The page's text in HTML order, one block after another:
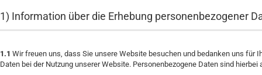
1) Information über die Erhebung personenbezogener
1.1 Wir freuen uns, dass Sie unsere Website besuchen und bedanken uns für
Daten bei der Nutzung unserer Website. Personenbezogene Daten sind